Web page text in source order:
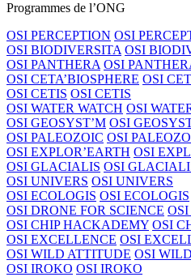
Programmes de l’ONG
OSI PERCEPTION OSI
OSI BIODIVERSITA OSI
OSI PANTHERA OSI
OSI CETA’BIOSPHERE OSI
OSI CETIS OSI CETIS
OSI WATER WATCH OSI
OSI GEOSYST’M OSI
OSI PALEOZOIC OSI
OSI EXPLOR’EARTH OSI
OSI GLACIALIS OSI
OSI UNIVERS OSI UNIVERS
OSI ECOLOGIS OSI ECOLOGIS
OSI DRONE FOR SCIENCE
OSI CHIP HACKADEMY OSI
OSI EXCELLENCE OSI
OSI WILD ATTITUDE OSI
OSI IROKO OSI IROKO